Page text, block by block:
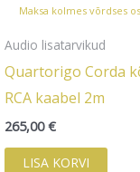
Maksa kolmes võrdses
Audio lisatarvikud
Quartorigo Corda
RCA kaabel 2m
265,00€
LISA KORVI